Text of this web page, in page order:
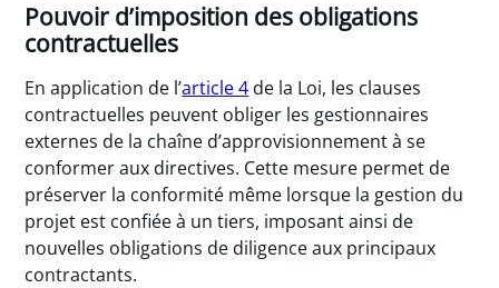
Pouvoir d’imposition des obligations
contractuelles
En application de l’article 4 de la Loi, les clauses
contractuelles peuvent obliger les gestionnaires
externes de la chaîne d’approvisionnement à se
conformer aux directives. Cette mesure permet de
préserver la conformité même lorsque la gestion du
projet est confiée à un tiers, imposant ainsi de
nouvelles obligations de diligence aux principaux
contractants.